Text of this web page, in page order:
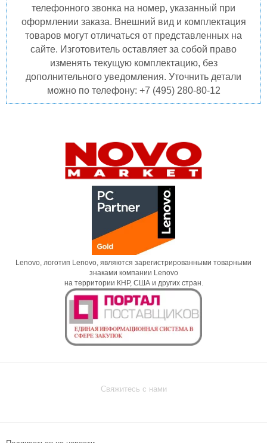
телефонного звонка на номер, указанный при
оформлении заказа. Внешний вид и комплектация
товаров могут отличаться от представленных на
сайте. Изготовитель оставляет за собой право
изменять текущую комплектацию, без
дополнительного уведомления. Уточнить детали
можно по телефону: +7 (495) 280-80-12
Lenovo, логотип Lenovo, являются зарегистрированными товарными
знаками компании Lenovo
на территории КНР, США и других стран.
Свяжитесь с нами